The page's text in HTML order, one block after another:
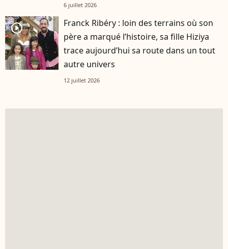
6 juillet 2026
player2
Franck Ribéry : loin des terrains où son
père a marqué l’histoire, sa fille Hiziya
trace aujourd’hui sa route dans un tout
autre univers
12 juillet 2026